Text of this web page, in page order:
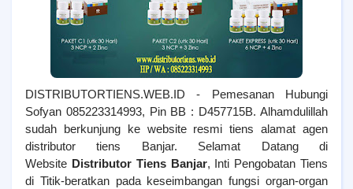
DISTRIBUTORTIENS.WEB.ID - Pemesanan Hubungi
Sofyan 085223314993, Pin BB : D457715B. Alhamdulillah
sudah berkunjung ke website resmi tiens alamat agen
distributor tiens Banjar. Selamat Datang di
Website Distributor Tiens Banjar, Inti Pengobatan Tiens
di Titik-beratkan pada keseimbangan fungsi organ-organ